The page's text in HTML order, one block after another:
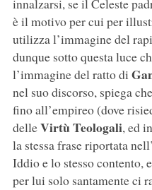
innalzarsi, se il Celeste
è il motivo per cui per
utilizza l’immagine del
dunque sotto questa luce
l’immagine del ratto di
nel suo discorso, spiega
fino all’empireo (dove
delleVirtù Teologali, ed
la stessa frase riportata
Iddio e lo stesso contento,
per lui solo santamente ci